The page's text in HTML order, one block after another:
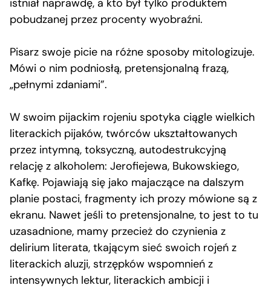
istniał naprawdę, a kto był tylko produktem
pobudzanej przez procenty wyobraźni.
Pisarz swoje picie na różne sposoby mitologizuje.
Mówi o nim podniosłą, pretensjonalną frazą,
„pełnymi zdaniami”.
W swoim pijackim rojeniu spotyka ciągle wielkich
literackich pijaków, twórców ukształtowanych
przez intymną, toksyczną, autodestrukcyjną
relację z alkoholem: Jerofiejewa, Bukowskiego,
Kafkę. Pojawiają się jako majaczące na dalszym
planie postaci, fragmenty ich prozy mówione są z
ekranu. Nawet jeśli to pretensjonalne, to jest to tu
uzasadnione, mamy przecież do czynienia z
delirium literata, tkającym sieć swoich rojeń z
literackich aluzji, strzępków wspomnień z
intensywnych lektur, literackich ambicji i